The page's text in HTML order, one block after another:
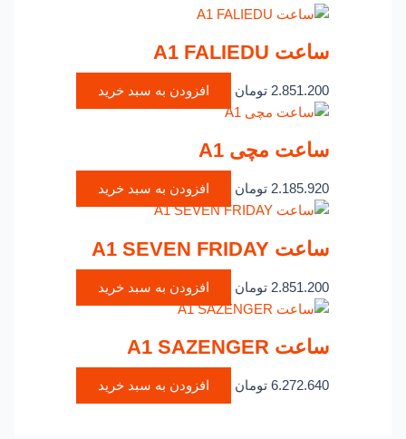
ساعت A1 FALIEDU
2.851.200 تومان افزودن به سبد خرید
ساعت مچی A1
2.185.920 تومان افزودن به سبد خرید
ساعت A1 SEVEN FRIDAY
2.851.200 تومان افزودن به سبد خرید
ساعت A1 SAZENGER
6.272.640 تومان افزودن به سبد خرید